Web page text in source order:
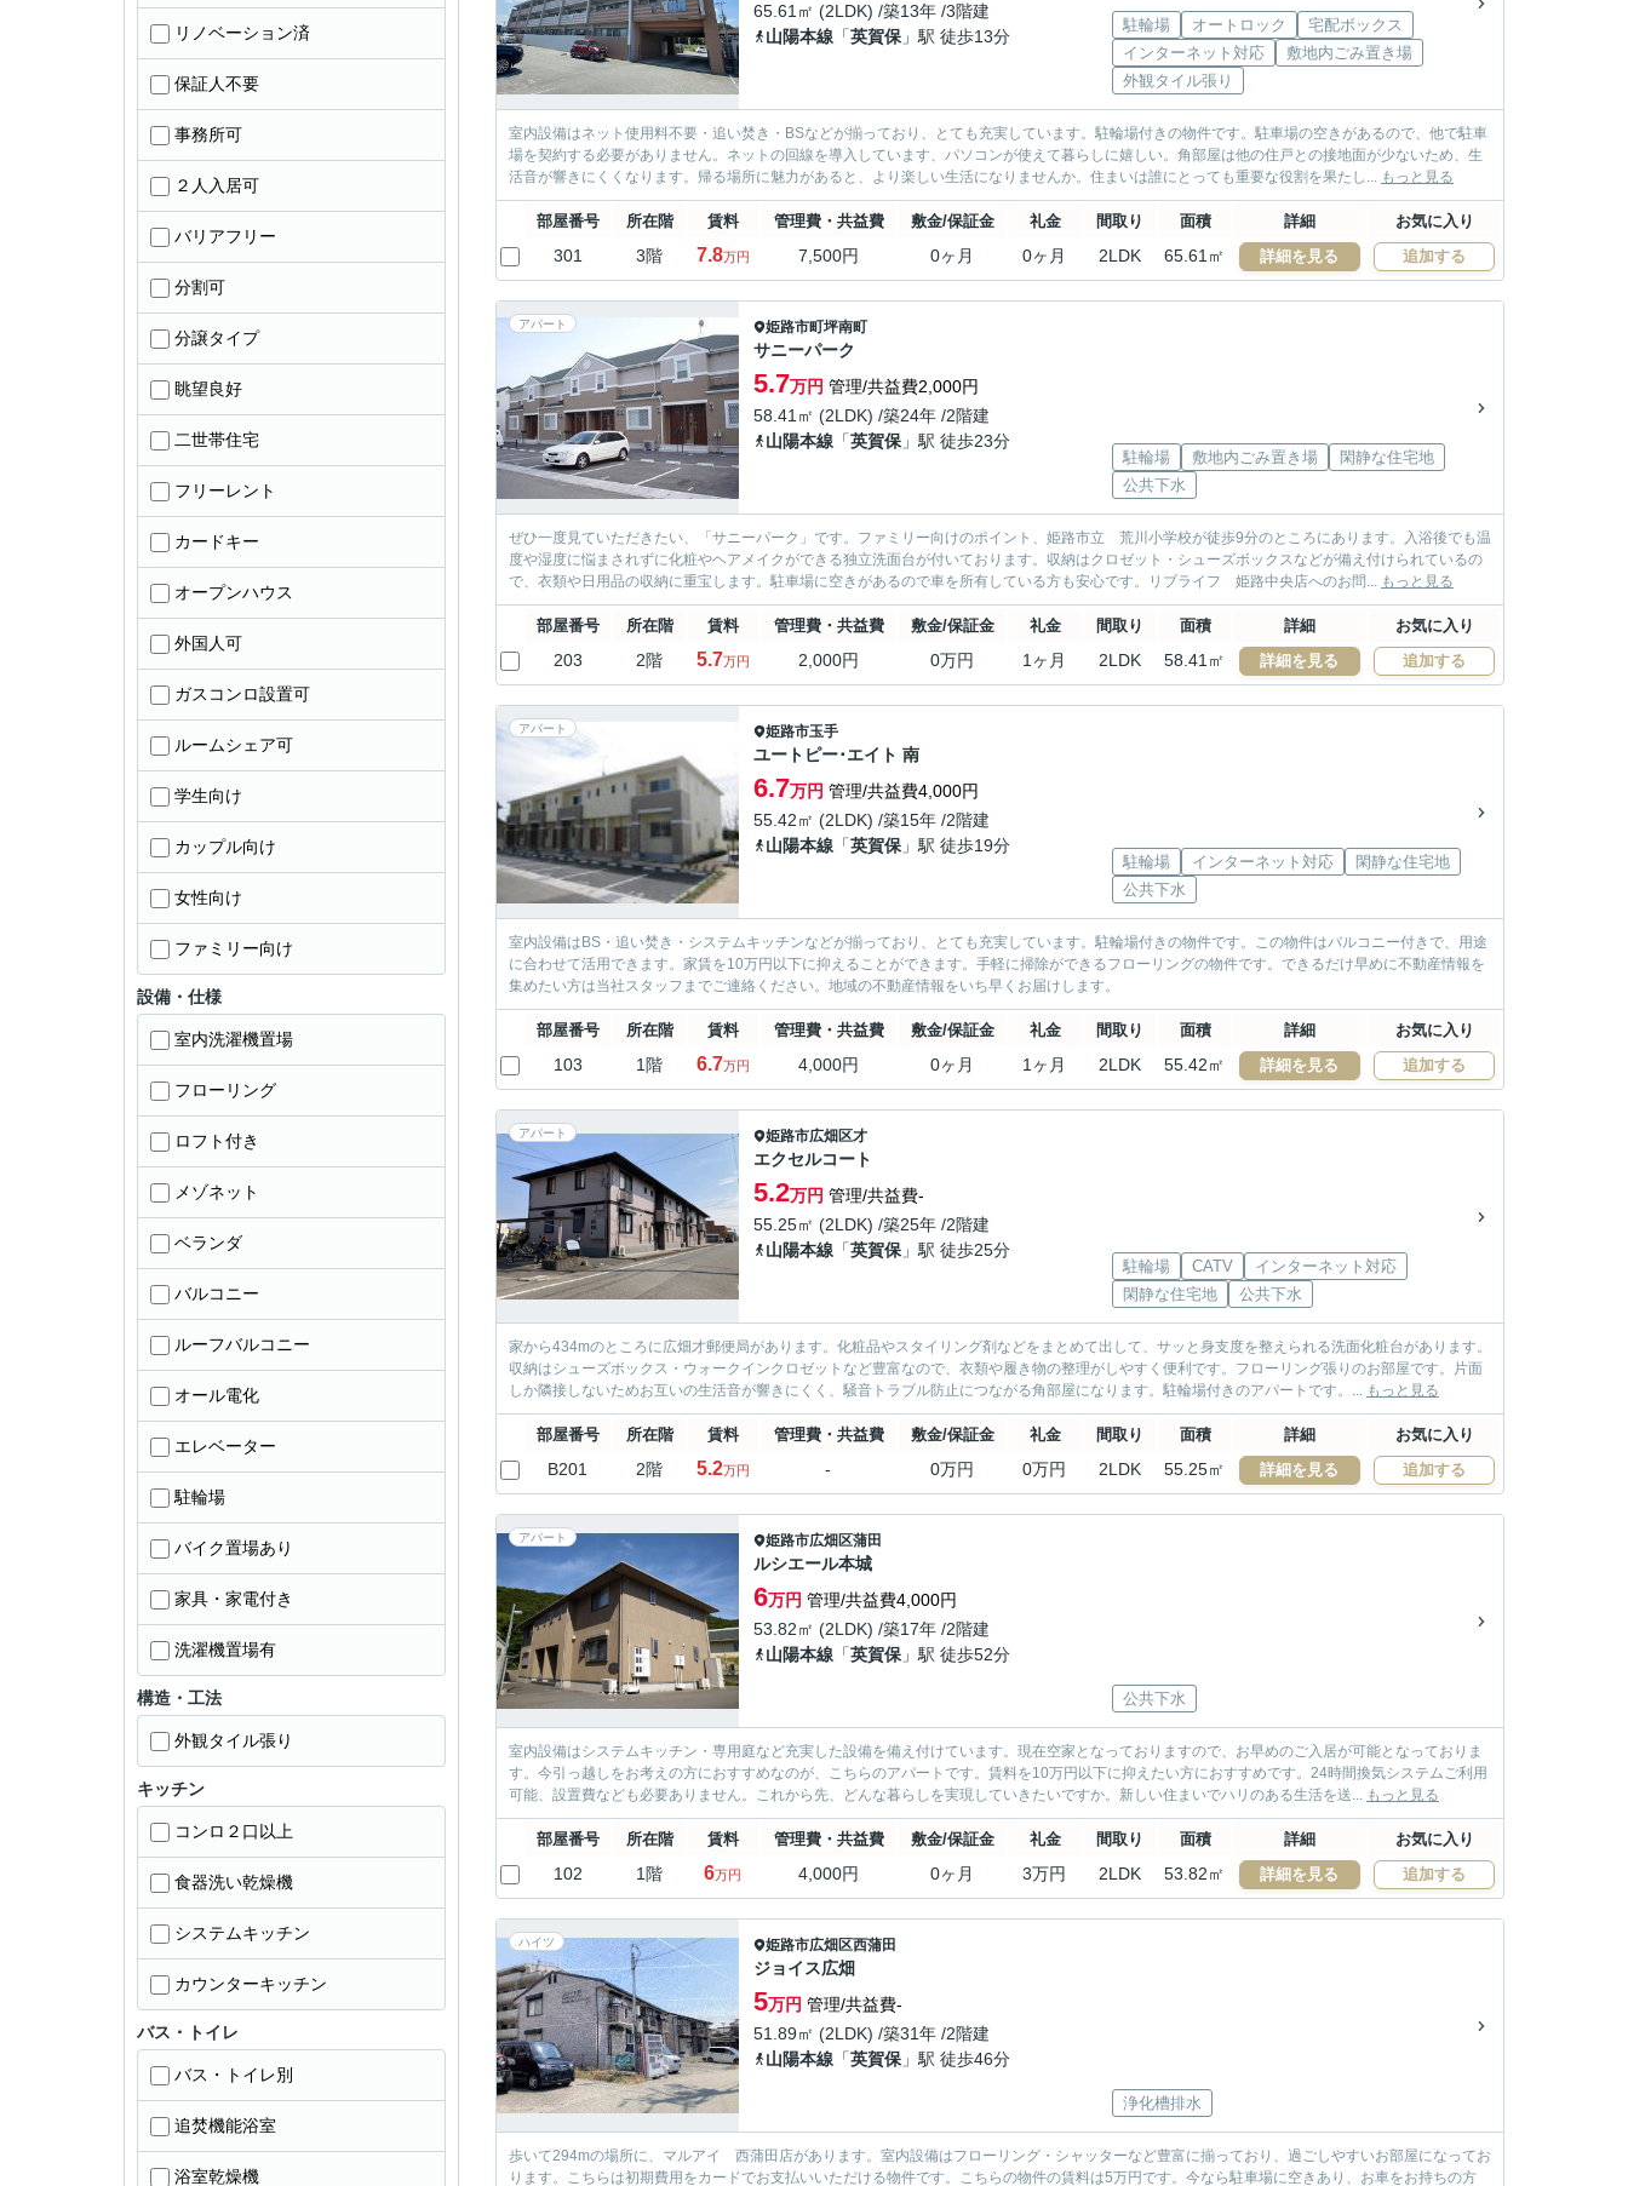
65.61㎡ (2LDK) /築13年 /3階建
山陽本線 「英賀保 」駅 徒歩13分
駐輪場 オートロック
宅配ボックス
インターネット対応
敷地内ごみ置き場
外観タイル張り
室内設備はネット使用料不要・追い焚き・BSなどが揃っており、とても充実しています。駐輪場付きの物件です。駐車場の空きがあるので、他で駐車
場を契約する必要がありません。ネットの回線を導入しています、パソコンが使えて暮らしに嬉しい。角部屋は他の住戸との接地面が少ないため、生
活音が響きにくくなります。帰る場所に魅力があると、より楽しい生活になりませんか。住まいは誰にとっても重要な役割を果たし... もっと見る
部屋番号 所在階 賃料 管理費・共益費 敷金/保証金 礼金 間取り 面積 詳細 お気に入り
301 3階 7.8万円 7,500円 0ヶ月 0ヶ月 2LDK 65.61㎡ 詳細を見る 追加する
アパート 姫路市町坪南町
サニーパーク
5.7万円 管理/共益費2,000円
58.41㎡ (2LDK) /築24年 /2階建
山陽本線 「英賀保 」駅 徒歩23分
駐輪場 敷地内ごみ置き場
閑静な住宅地
公共下水
ぜひ一度見ていただきたい、「サニーパーク」です。ファミリー向けのポイント、姫路市立 荒川小学校が徒歩9分のところにあります。入浴後でも温
度や湿度に悩まされずに化粧やヘアメイクができる独立洗面台が付いております。収納はクロゼット・シューズボックスなどが備え付けられているの
で、衣類や日用品の収納に重宝します。駐車場に空きがあるので車を所有している方も安心です。リブライフ 姫路中央店へのお問... もっと見る
部屋番号 所在階 賃料 管理費・共益費 敷金/保証金 礼金 間取り 面積 詳細 お気に入り
203 2階 5.7万円 2,000円 0万円 1ヶ月 2LDK 58.41㎡ 詳細を見る 追加する
アパート 姫路市玉手
ユートピー･エイト 南
6.7万円 管理/共益費4,000円
55.42㎡ (2LDK) /築15年 /2階建
山陽本線 「英賀保 」駅 徒歩19分
駐輪場 インターネット対応
閑静な住宅地
公共下水
室内設備はBS・追い焚き・システムキッチンなどが揃っており、とても充実しています。駐輪場付きの物件です。この物件はバルコニー付きで、用途
に合わせて活用できます。家賃を10万円以下に抑えることができます。手軽に掃除ができるフローリングの物件です。できるだけ早めに不動産情報を
集めたい方は当社スタッフまでご連絡ください。地域の不動産情報をいち早くお届けします。
部屋番号 所在階 賃料 管理費・共益費 敷金/保証金 礼金 間取り 面積 詳細 お気に入り
103 1階 6.7万円 4,000円 0ヶ月 1ヶ月 2LDK 55.42㎡ 詳細を見る 追加する
アパート 姫路市広畑区才
エクセルコート
5.2万円 管理/共益費-
55.25㎡ (2LDK) /築25年 /2階建
山陽本線 「英賀保 」駅 徒歩25分
駐輪場 CATV
インターネット対応
閑静な住宅地
公共下水
家から434mのところに広畑才郵便局があります。化粧品やスタイリング剤などをまとめて出して、サッと身支度を整えられる洗面化粧台があります。
収納はシューズボックス・ウォークインクロゼットなど豊富なので、衣類や履き物の整理がしやすく便利です。フローリング張りのお部屋です。片面
しか隣接しないためお互いの生活音が響きにくく、騒音トラブル防止につながる角部屋になります。駐輪場付きのアパートです。... もっと見る
部屋番号 所在階 賃料 管理費・共益費 敷金/保証金 礼金 間取り 面積 詳細 お気に入り
B201 2階 5.2万円 - 0万円 0万円 2LDK 55.25㎡ 詳細を見る 追加する
アパート 姫路市広畑区蒲田
ルシエール本城
6万円 管理/共益費4,000円
53.82㎡ (2LDK) /築17年 /2階建
山陽本線 「英賀保 」駅 徒歩52分
公共下水
室内設備はシステムキッチン・専用庭など充実した設備を備え付けています。現在空家となっておりますので、お早めのご入居が可能となっておりま
す。今引っ越しをお考えの方におすすめなのが、こちらのアパートです。賃料を10万円以下に抑えたい方におすすめです。24時間換気システムご利用
可能、設置費なども必要ありません。これから先、どんな暮らしを実現していきたいですか。新しい住まいでハリのある生活を送... もっと見る
部屋番号 所在階 賃料 管理費・共益費 敷金/保証金 礼金 間取り 面積 詳細 お気に入り
102 1階 6万円 4,000円 0ヶ月 3万円 2LDK 53.82㎡ 詳細を見る 追加する
ハイツ 姫路市広畑区西蒲田
ジョイス広畑
5万円 管理/共益費-
51.89㎡ (2LDK) /築31年 /2階建
山陽本線 「英賀保 」駅 徒歩46分
浄化槽排水
歩いて294mの場所に、マルアイ 西蒲田店があります。室内設備はフローリング・シャッターなど豊富に揃っており、過ごしやすいお部屋になってお
ります。こちらは初期費用をカードでお支払いいただける物件です。こちらの物件の賃料は5万円です。今なら駐車場に空きあり、お車をお持ちの方
リノベーション済
保証人不要
事務所可
２人入居可
バリアフリー
分割可
分譲タイプ
眺望良好
二世帯住宅
フリーレント
カードキー
オープンハウス
外国人可
ガスコンロ設置可
ルームシェア可
学生向け
カップル向け
女性向け
ファミリー向け
設備・仕様
室内洗濯機置場
フローリング
ロフト付き
メゾネット
ベランダ
バルコニー
ルーフバルコニー
オール電化
エレベーター
駐輪場
バイク置場あり
家具・家電付き
洗濯機置場有
構造・工法
外観タイル張り
キッチン
コンロ２口以上
食器洗い乾燥機
システムキッチン
カウンターキッチン
バス・トイレ
バス・トイレ別
追焚機能浴室
浴室乾燥機